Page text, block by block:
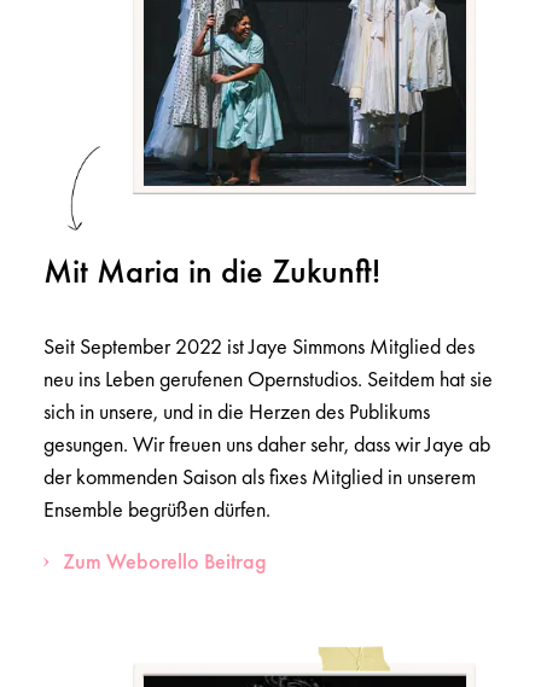
Mit Maria in die Zukunft!
Seit September 2022 ist Jaye Simmons Mitglied des
neu ins Leben gerufenen Opernstudios. Seitdem hat sie
sich in unsere, und in die Herzen des Publikums
gesungen. Wir freuen uns daher sehr, dass wir Jaye ab
der kommenden Saison als fixes Mitglied in unserem
Ensemble begrüßen dürfen.
Zum Weborello Beitrag